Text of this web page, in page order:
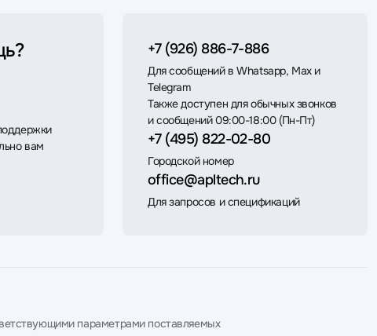
вам
+7 (926) 886-7-886
Для сообщений в Whatsapp, Max и
Telegram
Также доступен для обычных звонков
и сообщений 09:00-18:00 (Пн-Пт)
+7 (495) 822-02-80
Городской номер
office@apltech.ru
Для запросов и спецификаций
параметрами поставляемых